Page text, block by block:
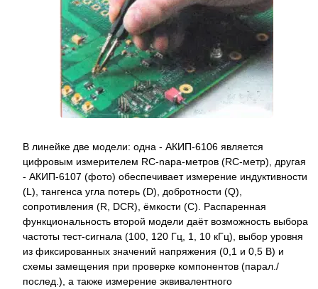
В линейке две модели: одна - АКИП-6106 является
цифровым измерителем RC-napa-метров (RC-метр), другая
- АКИП-6107 (фото) обеспечивает измерение индуктивности
(L), тангенса угла потерь (D), добротности (Q),
сопротивления (R, DCR), ёмкости (С). Распаренная
функциональность второй модели даёт возможность выбора
частоты тест-сигнала (100, 120 Гц, 1, 10 кГц), выбор уровня
из фиксированных значений напряжения (0,1 и 0,5 В) и
схемы замещения при проверке компонентов (парал./
послед.), а также измерение эквивалентного